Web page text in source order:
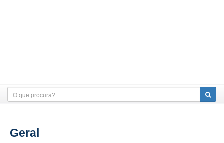
Geral